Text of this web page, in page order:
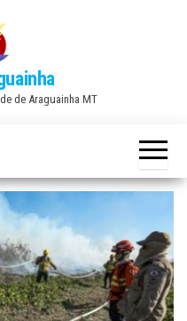
de Araguainha MT